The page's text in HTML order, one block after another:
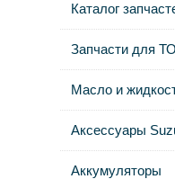
Каталог
Запчасти для ТО
Масло и
Аксессуары
Аккумуляторы